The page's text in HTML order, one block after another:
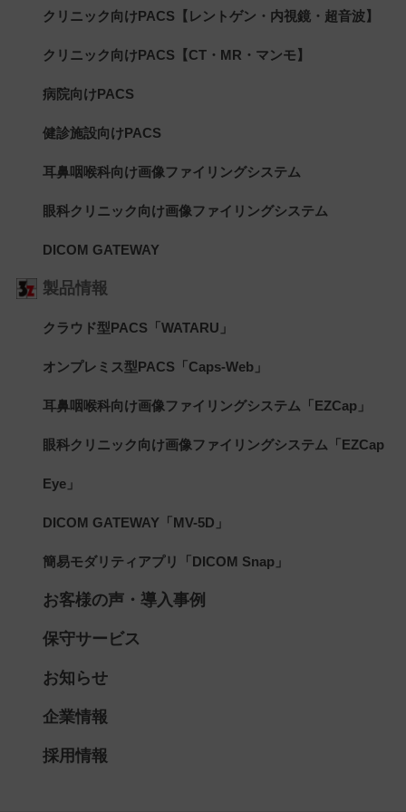
クリニック向けPACS【レントゲン・内視鏡・超音波】
クリニック向けPACS【CT・MR・マンモ】
病院向けPACS
健診施設向けPACS
耳鼻咽喉科向け画像ファイリングシステム
眼科クリニック向け画像ファイリングシステム
DICOM GATEWAY
製品情報
クラウド型PACS「WATARU」
オンプレミス型PACS「Caps-Web」
耳鼻咽喉科向け画像ファイリングシステム「EZCap」
眼科クリニック向け画像ファイリングシステム「EZCap
Eye」
DICOM GATEWAY「MV-5D」
簡易モダリティアプリ「DICOM Snap」
お客様の声・導入事例
保守サービス
お知らせ
企業情報
採用情報